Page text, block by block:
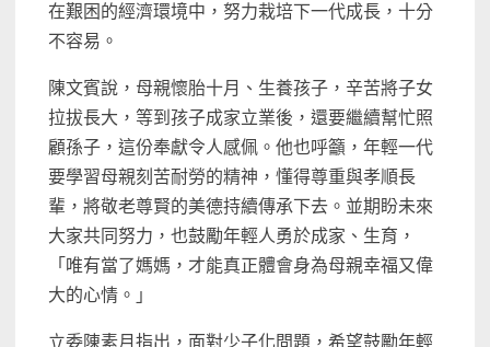
在艱困的經濟環境中，努力栽培下一代成長，十分
不容易。
陳文賓說，母親懷胎十月、生養孩子，辛苦將子女
拉拔長大，等到孩子成家立業後，還要繼續幫忙照
顧孫子，這份奉獻令人感佩。他也呼籲，年輕一代
要學習母親刻苦耐勞的精神，懂得尊重與孝順長
輩，將敬老尊賢的美德持續傳承下去。並期盼未來
大家共同努力，也鼓勵年輕人勇於成家、生育，
「唯有當了媽媽，才能真正體會身為母親幸福又偉
大的心情。」
立委陳素月指出，面對少子化問題，希望鼓勵年輕